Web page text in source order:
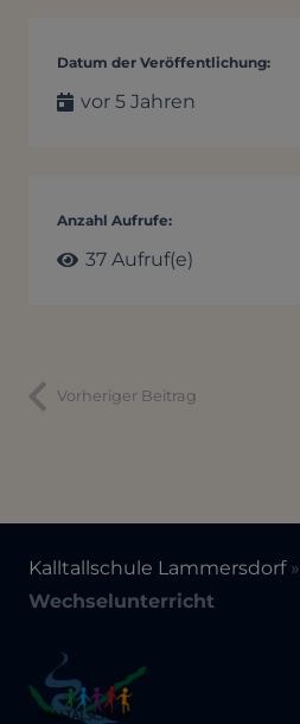
Datum der Veröffentlichung:
vor 5 Jahren
Anzahl Aufrufe:
37 Aufruf(e)
Vorheriger Beitrag
Kalltallschule Lammersdorf»
Wechselunterricht